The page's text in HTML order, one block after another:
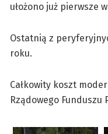
ułożono już pierwsze
Ostatnią z
roku.
Całkowity koszt
Rządowego Funduszu